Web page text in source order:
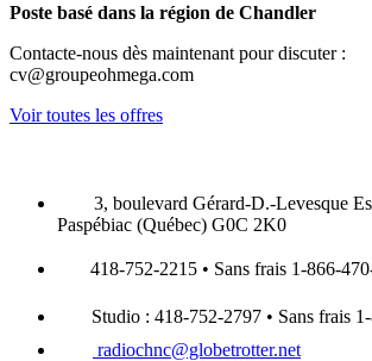
Poste basé dans la région de Chandler
Contacte-nous dès maintenant pour discuter :
cv@groupeohmega.com
Voir toutes les offres
3, boulevard Gérard-D.-Levesque
Paspébiac (Québec) G0C 2K0
418-752-2215 • Sans frais 1-866-
Studio : 418-752-2797 • Sans frais
radiochnc@globetrotter.net